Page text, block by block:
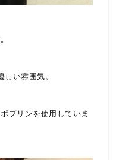
い雰囲気。
プリンを使用していま